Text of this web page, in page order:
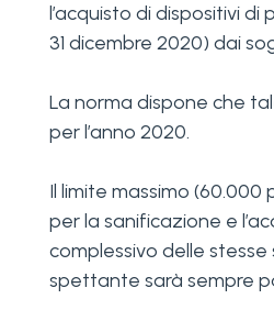
l’acquisto di dispositivi
31 dicembre 2020) dai
La norma dispone che
per l’anno 2020.
Il limite massimo (60.000
per la sanificazione e
complessivo delle
spettante sarà sempre